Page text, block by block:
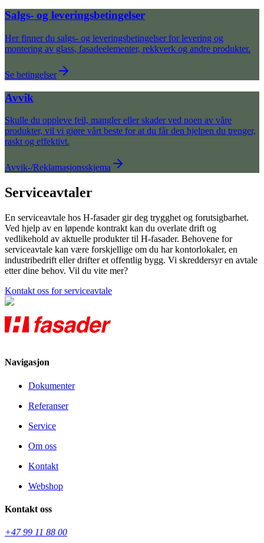
Salgs- og leveringsbetingelser
Her finner du salgs- og leveringsbetingelser for levering og
montering av glass, fasadeelementer, rekkverk og andre produkter.
Se betingelser
Avvik
Skulle du oppleve feil, mangler eller skader ved noen av våre
produkter, vil vi gjøre vårt beste for at du får den hjelpen du trenger,
raskt og effektivt.
Avvik-/Reklamasjonsskjema
Serviceavtaler
En serviceavtale hos H-fasader gir deg trygghet og forutsigbarhet.
Ved hjelp av en løpende kontrakt kan du overlate drift og
vedlikehold av aktuelle produkter til H-fasader. Behovene for
serviceavtale kan være forskjellige om du har kontorlokaler, en
industribedrift eller drifter et offentlig bygg. Vi skreddersyr en avtale
etter dine behov. Vil du vite mer?
Kontakt oss for serviceavtale
Navigasjon
Dokumenter
Referanser
Service
Om oss
Kontakt
Webshop
Kontakt oss
+47 99 11 88 00